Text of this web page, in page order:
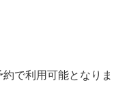
で利用可能となりま